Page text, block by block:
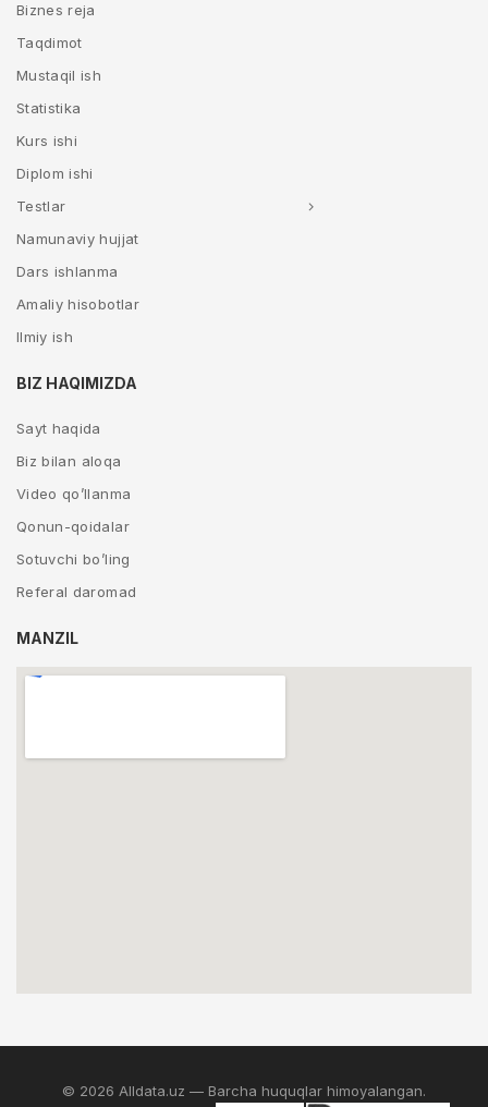
Biznes reja
Taqdimot
Mustaqil ish
Statistika
Kurs ishi
Diplom ishi
Testlar
Namunaviy hujjat
Dars ishlanma
Amaliy hisobotlar
Ilmiy ish
BIZ HAQIMIZDA
Sayt haqida
Biz bilan aloqa
Video qo’llanma
Qonun-qoidalar
Sotuvchi bo’ling
Referal daromad
MANZIL
© 2026 Alldata.uz — Barcha huquqlar himoyalangan.